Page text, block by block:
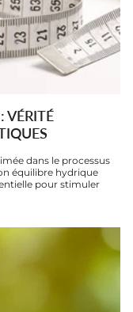
VÉRITÉ
dans le processus
équilibre hydrique
pour stimuler